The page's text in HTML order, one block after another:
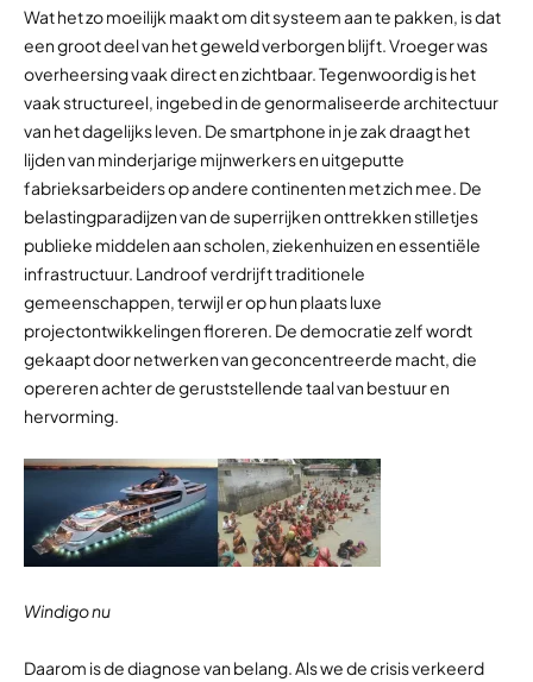
Wat het zo moeilijk maakt om dit systeem aan te pakken, is dat
een groot deel van het geweld verborgen blijft. Vroeger was
overheersing vaak direct en zichtbaar. Tegenwoordig is het
vaak structureel, ingebed in de genormaliseerde architectuur
van het dagelijks leven. De smartphone in je zak draagt het
lijden van minderjarige mijnwerkers en uitgeputte
fabrieksarbeiders op andere continenten met zich mee. De
belastingparadijzen van de superrijken onttrekken stilletjes
publieke middelen aan scholen, ziekenhuizen en essentiële
infrastructuur. Landroof verdrijft traditionele
gemeenschappen, terwijl er op hun plaats luxe
projectontwikkelingen floreren. De democratie zelf wordt
gekaapt door netwerken van geconcentreerde macht, die
opereren achter de geruststellende taal van bestuur en
hervorming.
Windigo nu
Daarom is de diagnose van belang. Als we de crisis verkeerd